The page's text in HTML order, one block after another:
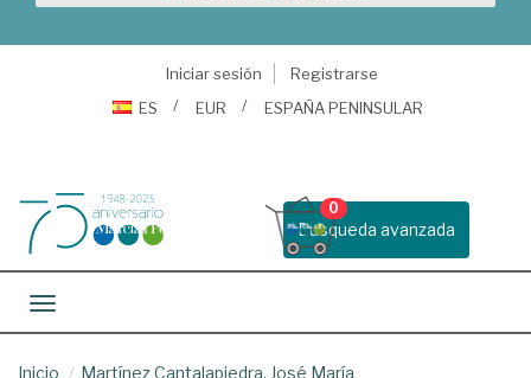
Iniciar sesión
Registrarse
ES
EUR ESPAÑA PENINSULAR
Busqueda avanzada
0
Toggle navigation
Inicio Martínez Cantalapiedra, José María